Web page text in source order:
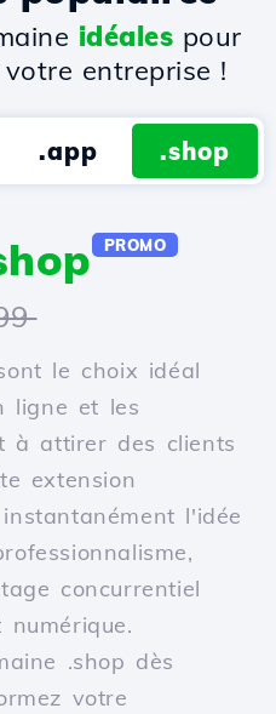
idéales pour
entreprise !
.app .shop
PROMO
le choix idéal
ligne et les
à attirer des clients
extension
l'idée
concurrentiel
.shop dès
votre